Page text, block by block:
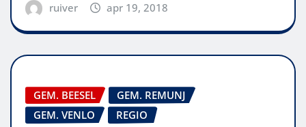
ruiver apr 19, 2018
GEM. BEESEL
GEM. REMUNJ
GEM. VENLO
REGIO